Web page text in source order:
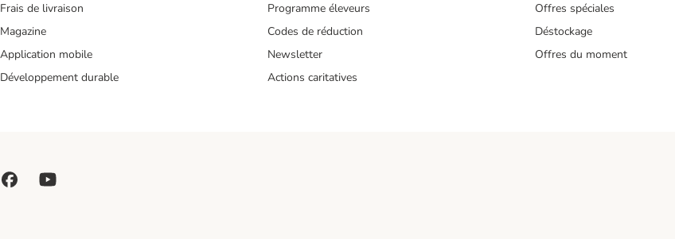
Frais de livraison
Magazine
Application mobile
Développement durable
Programme éleveurs
Codes de réduction
Newsletter
Actions caritatives
Offres spéciales
Déstockage
Offres du moment